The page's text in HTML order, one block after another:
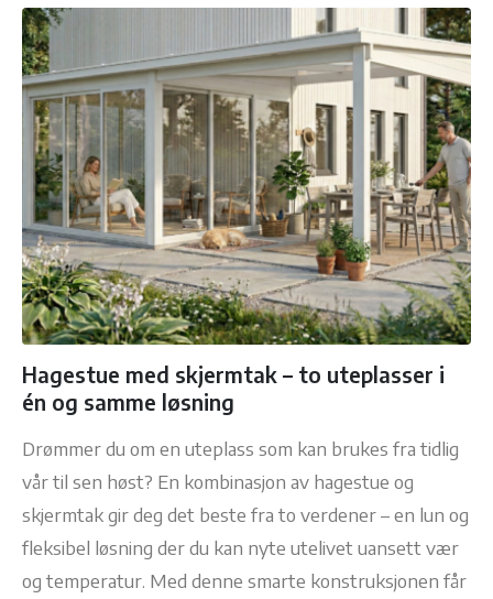
Hagestue med skjermtak – to uteplasser i
én og samme løsning
Drømmer du om en uteplass som kan brukes fra tidlig
vår til sen høst? En kombinasjon av hagestue og
skjermtak gir deg det beste fra to verdener – en lun og
fleksibel løsning der du kan nyte utelivet uansett vær
og temperatur. Med denne smarte konstruksjonen får